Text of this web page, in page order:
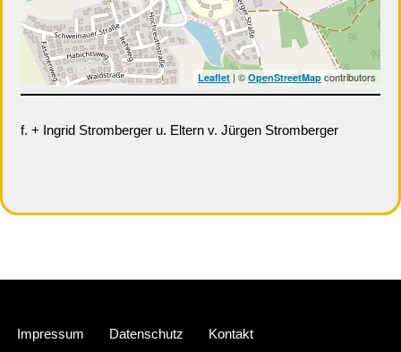
Leaflet | ©OpenStreetMap contributors
f. + Ingrid Stromberger u. Eltern v. Jürgen Stromberger
Impressum Datenschutz Kontakt